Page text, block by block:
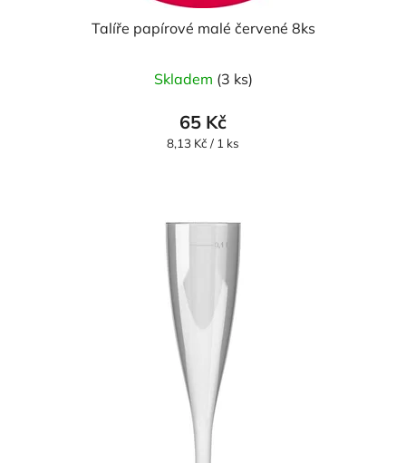
Talíře papírové malé červené 8ks
Skladem (3 ks)
65 Kč
Měrná
8,13 Kč / 1 ks